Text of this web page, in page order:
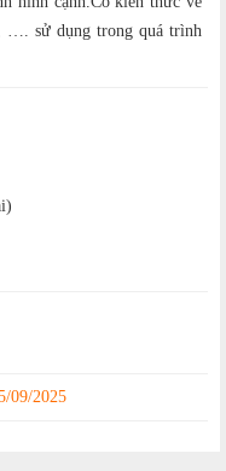
…. sử dụng trong quá trình
09/2025